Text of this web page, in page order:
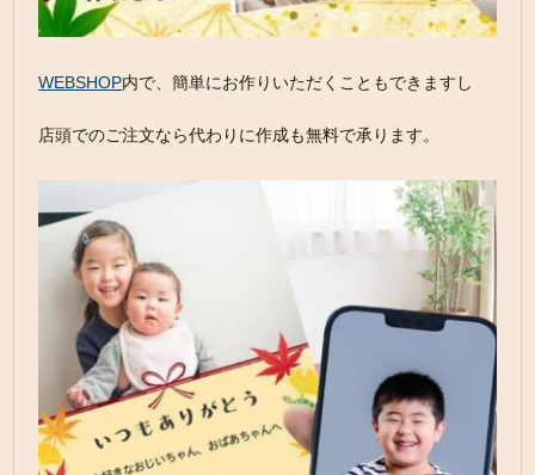
WEBSHOP内で、簡単にお作りいただくこともできますし
店頭でのご注文なら代わりに作成も無料で承ります。